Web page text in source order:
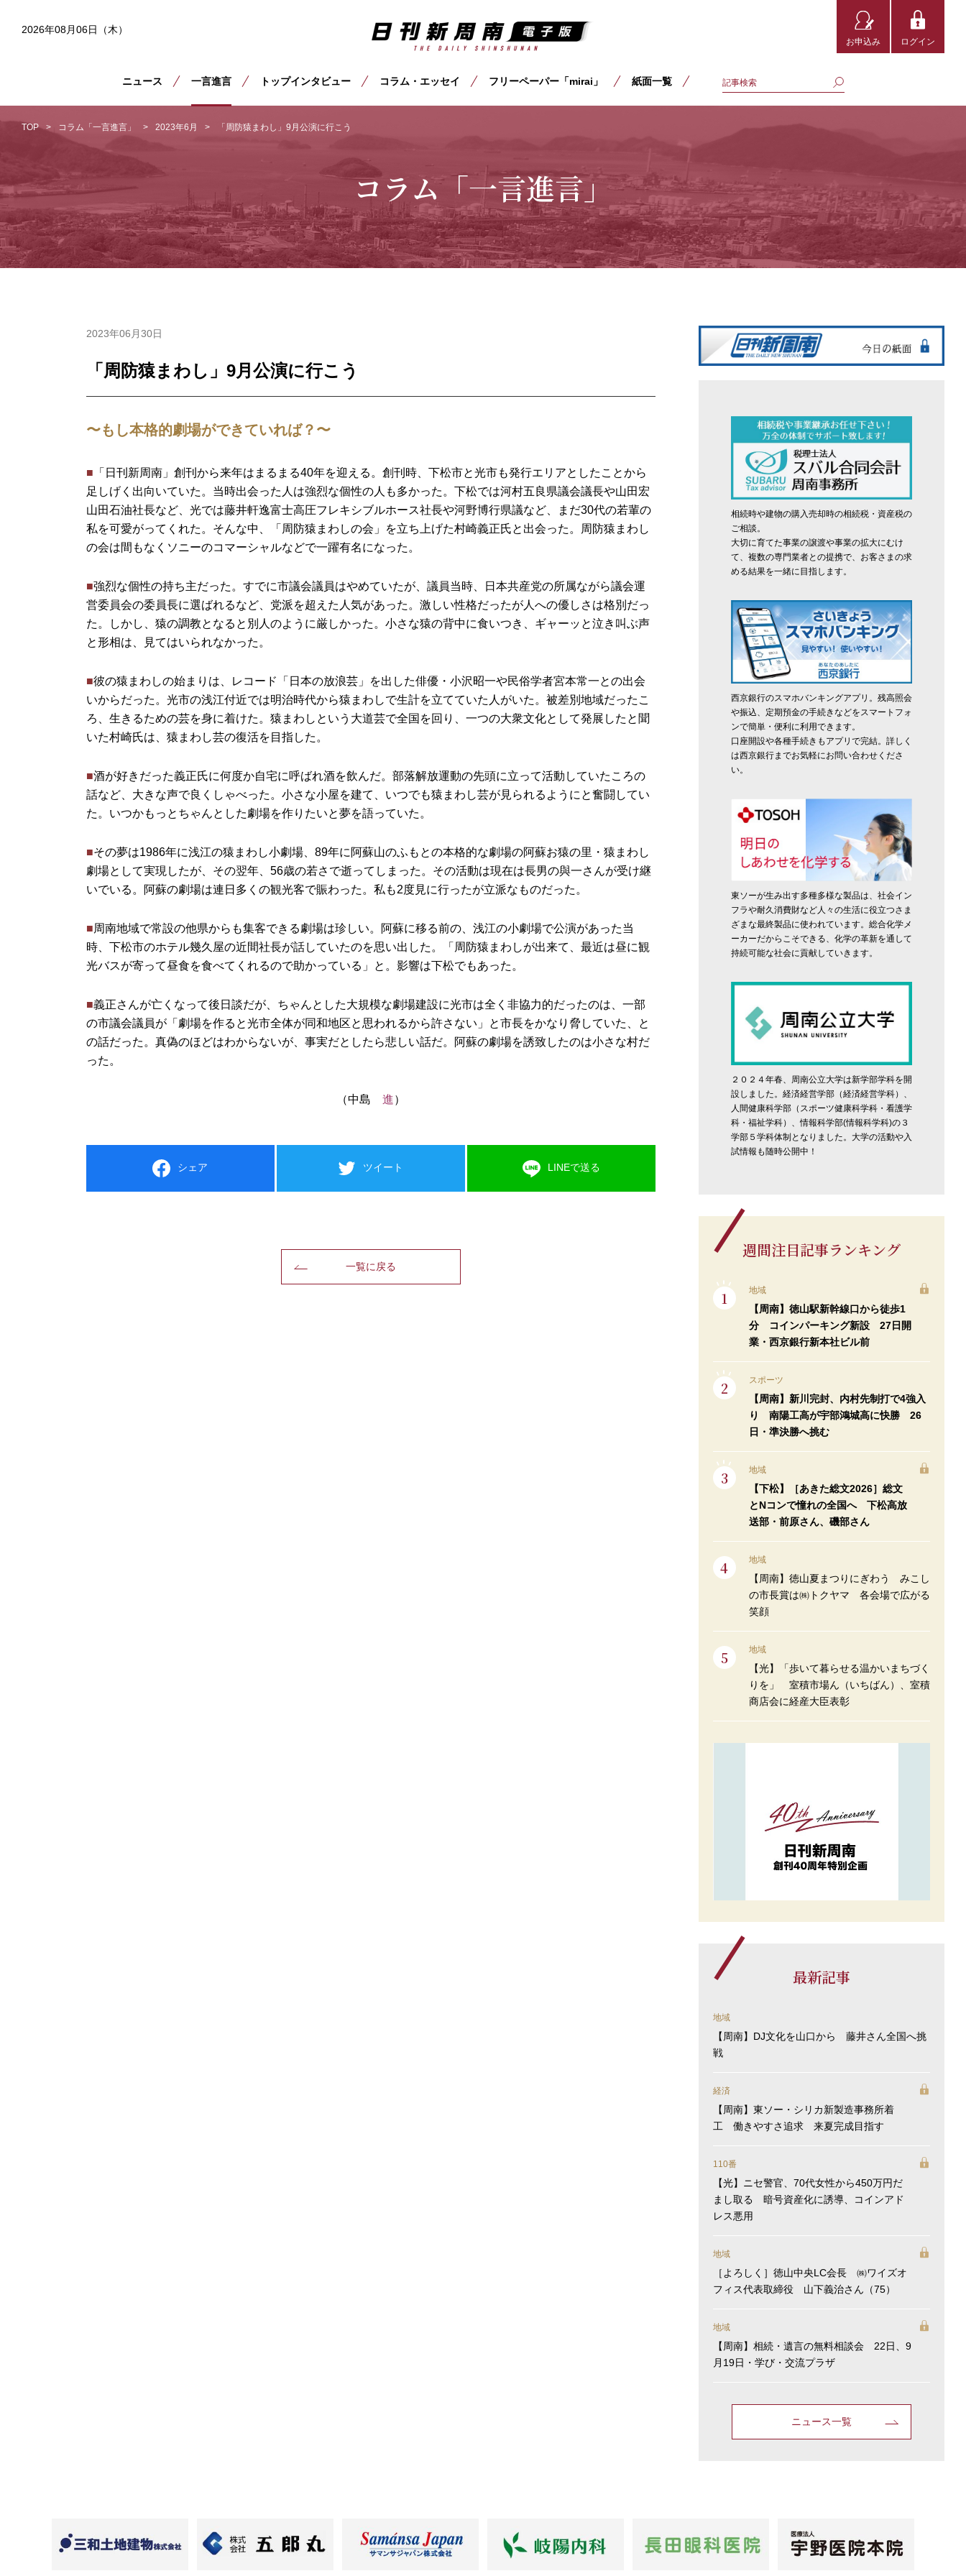
2026年08月06日（木）
お申込み ログイン
ニュース 一言進言 トップインタビュー コラム・エッセイ フリーペーパー「mirai」 紙面一覧
TOP コラム「一言進言」 2023年6月 「周防猿まわし」9月公演に行こう
コラム「一言進言」
2023年06月30日
「周防猿まわし」9月公演に行こう
〜もし本格的劇場ができていれば？〜
■ 「日刊新周南」創刊から来年はまるまる40年を迎える。創刊時、下松市と光市も発行エリアとしたことから
足しげく出向いていた。当時出会った人は強烈な個性の人も多かった。下松では河村五良県議会議長や山田宏
山田石油社長など、光では藤井軒逸富士高圧フレキシブルホース社長や河野博行県議など、まだ30代の若輩の
私を可愛がってくれた。そんな中、「周防猿まわしの会」を立ち上げた村崎義正氏と出会った。周防猿まわし
の会は間もなくソニーのコマーシャルなどで一躍有名になった。
■強烈な個性の持ち主だった。すでに市議会議員はやめていたが、議員当時、日本共産党の所属ながら議会運
営委員会の委員長に選ばれるなど、党派を超えた人気があった。激しい性格だったが人への優しさは格別だっ
た。しかし、猿の調教となると別人のように厳しかった。小さな猿の背中に食いつき、ギャーッと泣き叫ぶ声
と形相は、見てはいられなかった。
■彼の猿まわしの始まりは、レコード「日本の放浪芸」を出した俳優・小沢昭一や民俗学者宮本常一との出会
いからだった。光市の浅江付近では明治時代から猿まわしで生計を立てていた人がいた。被差別地域だったこ
ろ、生きるための芸を身に着けた。猿まわしという大道芸で全国を回り、一つの大衆文化として発展したと聞
いた村崎氏は、猿まわし芸の復活を目指した。
■酒が好きだった義正氏に何度か自宅に呼ばれ酒を飲んだ。部落解放運動の先頭に立って活動していたころの
話など、大きな声で良くしゃべった。小さな小屋を建て、いつでも猿まわし芸が見られるようにと奮闘してい
た。いつかもっとちゃんとした劇場を作りたいと夢を語っていた。
■その夢は1986年に浅江の猿まわし小劇場、89年に阿蘇山のふもとの本格的な劇場の阿蘇お猿の里・猿まわし
劇場として実現したが、その翌年、56歳の若さで逝ってしまった。その活動は現在は長男の與一さんが受け継
いでいる。阿蘇の劇場は連日多くの観光客で賑わった。私も2度見に行ったが立派なものだった。
■周南地域で常設の他県からも集客できる劇場は珍しい。阿蘇に移る前の、浅江の小劇場で公演があった当
時、下松市のホテル幾久屋の近間社長が話していたのを思い出した。「周防猿まわしが出来て、最近は昼に観
光バスが寄って昼食を食べてくれるので助かっている」と。影響は下松でもあった。
■義正さんが亡くなって後日談だが、ちゃんとした大規模な劇場建設に光市は全く非協力的だったのは、一部
の市議会議員が「劇場を作ると光市全体が同和地区と思われるから許さない」と市長をかなり脅していた、と
の話だった。真偽のほどはわからないが、事実だとしたら悲しい話だ。阿蘇の劇場を誘致したのは小さな村だ
った。
（中島 進）
シェア ツイート LINEで送る
一覧に戻る
相続時や建物の購入売却時の相続税・資産税の
ご相談。
大切に育てた事業の譲渡や事業の拡大にむけ
て、複数の専門業者との提携で、お客さまの求
める結果を一緒に目指します。
西京銀行のスマホバンキングアプリ。残高照会
や振込、定期預金の手続きなどをスマートフォ
ンで簡単・便利に利用できます。
口座開設や各種手続きもアプリで完結。詳しく
は西京銀行までお気軽にお問い合わせくださ
い。
東ソーが生み出す多種多様な製品は、社会イン
フラや耐久消費財など人々の生活に役立つさま
ざまな最終製品に使われています。総合化学メ
ーカーだからこそできる、化学の革新を通して
持続可能な社会に貢献していきます。
２０２４年春、周南公立大学は新学部学科を開
設しました。経済経営学部（経済経営学科）、
人間健康科学部（スポーツ健康科学科・看護学
科・福祉学科）、情報科学部(情報科学科)の３
学部５学科体制となりました。大学の活動や入
試情報も随時公開中！
週間注目記事ランキング
地域
【周南】徳山駅新幹線口から徒歩1
分 コインパーキング新設 27日開
業・西京銀行新本社ビル前
スポーツ
【周南】新川完封、内村先制打で4強入
り 南陽工高が宇部鴻城高に快勝 26
日・準決勝へ挑む
地域
【下松】［あきた総文2026］総文
とNコンで憧れの全国へ 下松高放
送部・前原さん、磯部さん
地域
【周南】徳山夏まつりにぎわう みこし
の市長賞は㈱トクヤマ 各会場で広がる
笑顔
地域
【光】「歩いて暮らせる温かいまちづく
りを」 室積市場ん（いちばん）、室積
商店会に経産大臣表彰
最新記事
地域
【周南】DJ文化を山口から 藤井さん全国へ挑
戦
経済
【周南】東ソー・シリカ新製造事務所着
工 働きやすさ追求 来夏完成目指す
110番
【光】ニセ警官、70代女性から450万円だ
まし取る 暗号資産化に誘導、コインアド
レス悪用
地域
［よろしく］徳山中央LC会長 ㈱ワイズオ
フィス代表取締役 山下義治さん（75）
地域
【周南】相続・遺言の無料相談会 22日、9
月19日・学び・交流プラザ
ニュース一覧